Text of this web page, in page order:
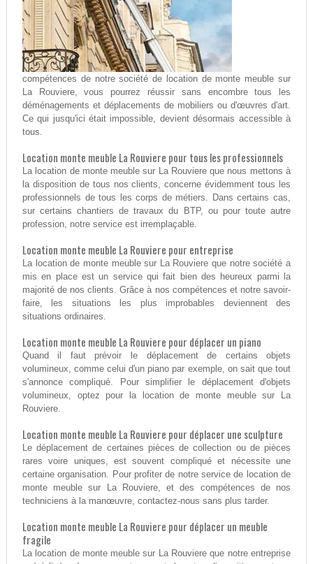
compétences de notre société de location de monte meuble sur
La Rouviere, vous pourrez réussir sans encombre tous les
déménagements et déplacements de mobiliers ou d'œuvres d'art.
Ce qui jusqu'ici était impossible, devient désormais accessible à
tous.
Location monte meuble La Rouviere pour tous les professionnels
La location de monte meuble sur La Rouviere que nous mettons à
la disposition de tous nos clients, concerne évidemment tous les
professionnels de tous les corps de métiers. Dans certains cas,
sur certains chantiers de travaux du BTP, ou pour toute autre
profession, notre service est irremplaçable.
Location monte meuble La Rouviere pour entreprise
La location de monte meuble sur La Rouviere que notre société a
mis en place est un service qui fait bien des heureux parmi la
majorité de nos clients. Grâce à nos compétences et notre savoir-
faire, les situations les plus improbables deviennent des
situations ordinaires.
Location monte meuble La Rouviere pour déplacer un piano
Quand il faut prévoir le déplacement de certains objets
volumineux, comme celui d'un piano par exemple, on sait que tout
s'annonce compliqué. Pour simplifier le déplacement d'objets
volumineux, optez pour la location de monte meuble sur La
Rouviere.
Location monte meuble La Rouviere pour déplacer une sculpture
Le déplacement de certaines pièces de collection ou de pièces
rares voire uniques, est souvent compliqué et nécessite une
certaine organisation. Pour profiter de notre service de location de
monte meuble sur La Rouviere, et des compétences de nos
techniciens à la manœuvre, contactez-nous sans plus tarder.
Location monte meuble La Rouviere pour déplacer un meuble
fragile
La location de monte meuble sur La Rouviere que notre entreprise